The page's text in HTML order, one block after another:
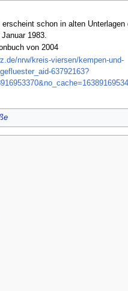
erscheint schon in alten Unterlagen
1983.
von 2004
nrw/kreis-viersen/kempen-und-
63792163?